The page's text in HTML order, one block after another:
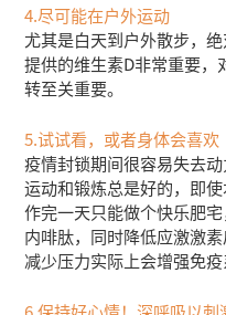
4.尽可能在户外运动
尤其是白天到户外散步，
提供的维生素D非常重要
转至关重要。
5.试试看，或者身体会喜欢
疫情封锁期间很容易失去
运动和锻炼总是好的，即
作完一天只能做个快乐肥
内啡肽，同时降低应激激
减少压力实际上会增强免疫